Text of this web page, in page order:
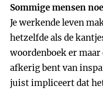
Sommige mensen
Je werkende leven
hetzelfde als de
woordenboek er
afkerig bent van
juist impliceert dat